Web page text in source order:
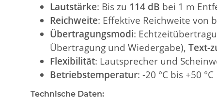
Lautstärke: Bis zu 114 dB bei 1 m
Reichweite: Effektive Reichweite von
Übertragungsmodi:
Übertragung und Wiedergabe), Text-
Flexibilität: Lautsprecher und
Betriebstemperatur: -20 °C bis +50 °C
Technische Daten: